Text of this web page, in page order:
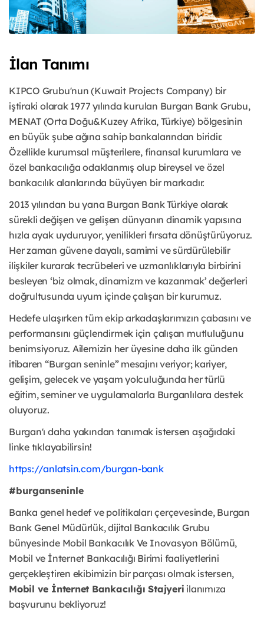
İlan Tanımı
KIPCO Grubu'nun (Kuwait Projects Company) bir
iştiraki olarak 1977 yılında kurulan Burgan Bank Grubu,
MENAT (Orta Doğu&Kuzey Afrika, Türkiye) bölgesinin
en büyük şube ağına sahip bankalarından biridir.
Özellikle kurumsal müşterilere, finansal kurumlara ve
özel bankacılığa odaklanmış olup bireysel ve özel
bankacılık alanlarında büyüyen bir markadır.
2013 yılından bu yana Burgan Bank Türkiye olarak
sürekli değişen ve gelişen dünyanın dinamik yapısına
hızla ayak uyduruyor, yenilikleri fırsata dönüştürüyoruz.
Her zaman güvene dayalı, samimi ve sürdürülebilir
ilişkiler kurarak tecrübeleri ve uzmanlıklarıyla birbirini
besleyen ‘biz olmak, dinamizm ve kazanmak’ değerleri
doğrultusunda uyum içinde çalışan bir kurumuz.
Hedefe ulaşırken tüm ekip arkadaşlarımızın çabasını ve
performansını güçlendirmek için çalışan mutluluğunu
benimsiyoruz. Ailemizin her üyesine daha ilk günden
itibaren “Burgan seninle” mesajını veriyor; kariyer,
gelişim, gelecek ve yaşam yolculuğunda her türlü
eğitim, seminer ve uygulamalarla Burganlılara destek
oluyoruz.
Burgan'ı daha yakından tanımak istersen aşağıdaki
linke tıklayabilirsin!
https://anlatsin.com/burgan-bank
#burganseninle
Banka genel hedef ve politikaları çerçevesinde, Burgan
Bank Genel Müdürlük, dijital Bankacılık Grubu
bünyesinde Mobil Bankacılık Ve Inovasyon Bölümü,
Mobil ve İnternet Bankacılığı Birimi faaliyetlerini
gerçekleştiren ekibimizin bir parçası olmak istersen,
Mobil ve İnternet Bankacılığı Stajyeri ilanımıza
başvurunu bekliyoruz!